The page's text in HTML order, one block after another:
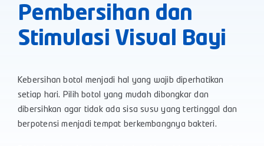
Pembersihan dan
Stimulasi Visual Bayi
Kebersihan botol menjadi hal yang wajib diperhatikan
setiap hari. Pilih botol yang mudah dibongkar dan
dibersihkan agar tidak ada sisa susu yang tertinggal dan
berpotensi menjadi tempat berkembangnya bakteri.